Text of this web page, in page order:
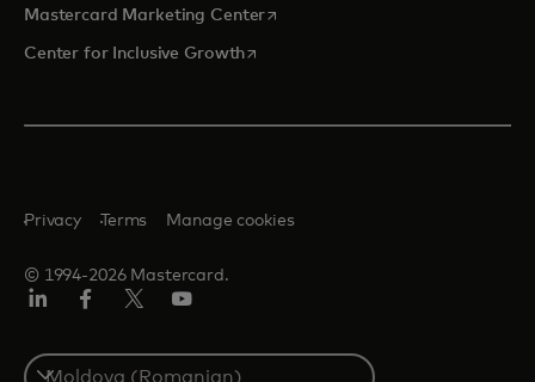
Mastercard Marketing Centeropens in a new tab
Center for Inclusive Growthopens in a new tab
© 1994-2026 Mastercard.
Privacy Terms Manage cookies
Select